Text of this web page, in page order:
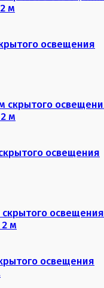
освещения
освещения
освещения